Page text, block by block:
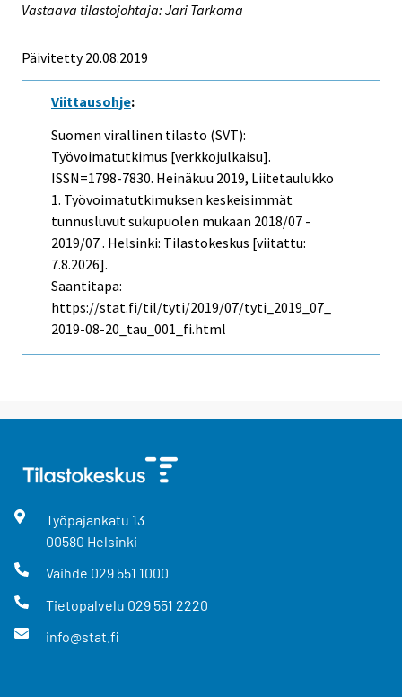
Vastaava tilastojohtaja: Jari Tarkoma
Päivitetty 20.08.2019
Viittausohje:
Suomen virallinen tilasto (SVT):
Työvoimatutkimus [verkkojulkaisu].
ISSN=1798-7830. Heinäkuu 2019, Liitetaulukko
1. Työvoimatutkimuksen keskeisimmät
tunnusluvut sukupuolen mukaan 2018/07 -
2019/07 . Helsinki: Tilastokeskus [viitattu:
7.8.2026].
Saantitapa:
https://stat.fi/til/tyti/2019/07/tyti_2019_07_
2019-08-20_tau_001_fi.html
Työpajankatu 13
00580 Helsinki
Vaihde 029 551 1000
Tietopalvelu 029 551 2220
info@stat.fi